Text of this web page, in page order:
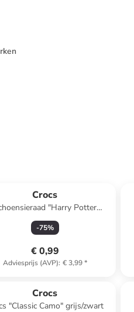
Crocs
"Harry Potter
House" geel/blauw
-75%
€ 0,99
Adviesprijs (AVP): € 3,99*
Crocs
"Classic Camo" grijs/zwart